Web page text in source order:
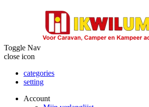
Toggle Nav
close icon
categories
setting
Account